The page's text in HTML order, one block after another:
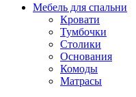
Мебель для спальни
Кровати
Тумбочки
Столики
Основания
Комоды
Матрасы